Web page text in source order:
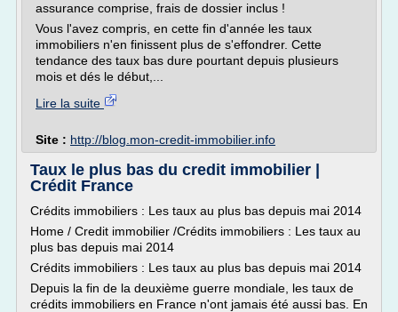
assurance comprise, frais de dossier inclus !
Vous l'avez compris, en cette fin d'année les taux
immobiliers n'en finissent plus de s'effondrer. Cette
tendance des taux bas dure pourtant depuis plusieurs
mois et dés le début,...
Lire la suite
Site : http://blog.mon-credit-immobilier.info
Taux le plus bas du credit immobilier |
Crédit France
Crédits immobiliers : Les taux au plus bas depuis mai 2014
Home / Credit immobilier /Crédits immobiliers : Les taux au
plus bas depuis mai 2014
Crédits immobiliers : Les taux au plus bas depuis mai 2014
Depuis la fin de la deuxième guerre mondiale, les taux de
crédits immobiliers en France n'ont jamais été aussi bas. En